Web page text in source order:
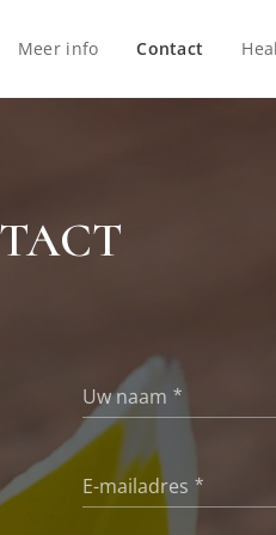
Meer info Contact
Uw naam
E-mailadres